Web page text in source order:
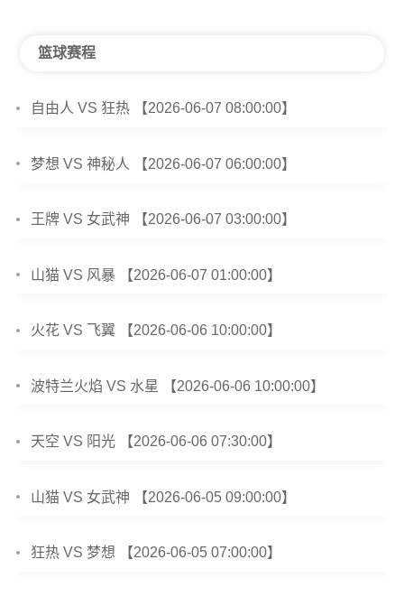
篮球赛程
自由人 VS 狂热 【2026-06-07 08:00:00】
梦想 VS 神秘人 【2026-06-07 06:00:00】
王牌 VS 女武神 【2026-06-07 03:00:00】
山猫 VS 风暴 【2026-06-07 01:00:00】
火花 VS 飞翼 【2026-06-06 10:00:00】
波特兰火焰 VS 水星 【2026-06-06 10:00:00】
天空 VS 阳光 【2026-06-06 07:30:00】
山猫 VS 女武神 【2026-06-05 09:00:00】
狂热 VS 梦想 【2026-06-05 07:00:00】